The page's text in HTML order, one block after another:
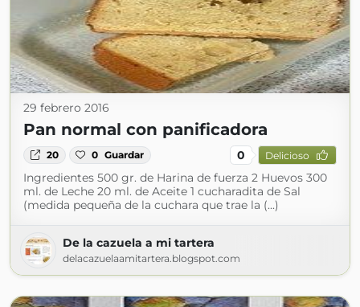
29 febrero 2016
Pan normal con panificadora
20 0 Guardar 0 Delicioso
Ingredientes 500 gr. de Harina de fuerza 2 Huevos 300
ml. de Leche 20 ml. de Aceite 1 cucharadita de Sal
(medida pequeña de la cuchara que trae la (...)
De la cazuela a mi tartera
delacazuelaamitartera.blogspot.com